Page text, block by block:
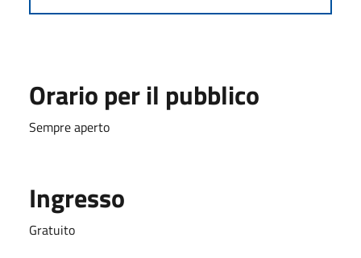
Orario per il pubblico
Sempre aperto
Ingresso
Gratuito